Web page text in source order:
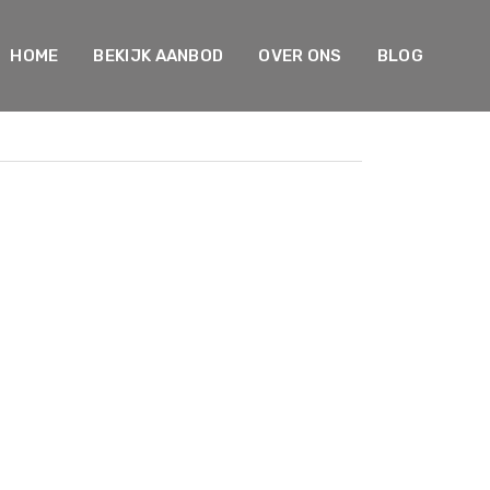
HOME BEKIJK AANBOD OVER ONS BLOG